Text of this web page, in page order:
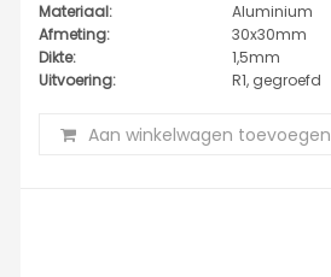
Materiaal:
Aluminium
Afmeting:
30x30mm
Dikte:
1,5mm
Uitvoering:
R1, gegroefd
Aan winkelwagen toevoegen